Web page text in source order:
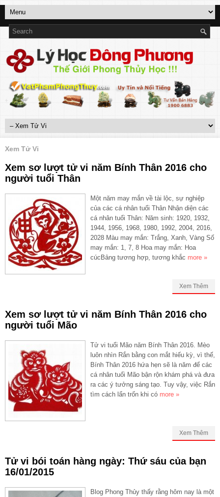
Xem Tử Vi
Xem sơ lượt tử vi năm Bính Thân 2016 cho
người tuổi Thân
Một năm may mắn về tài lộc, sự nghiệp
của các cá nhân tuổi Thân Nhận diện các
cá nhân tuổi Thân: Năm sinh: 1920, 1932,
1944, 1956, 1968, 1980, 1992, 2004, 2016,
2028 Màu may mắn: Trắng, Xanh, Vàng Số
may mắn: 1, 7, 8 Hoa may mắn: Hoa
cúcBảng tương hợp, tương khắc more »
Xem Thêm
Xem sơ lượt tử vi năm Bính Thân 2016 cho
người tuổi Mão
Tử vi tuổi Mão năm Bính Thân 2016. Mèo
luôn nhìn Rắn bằng con mắt hiếu kỳ, vì thế,
Bính Thân 2016 hứa hẹn sẽ là năm để các
cá nhân tuổi Mão bận rộn khám phá và đưa
ra các ý tưởng sáng tạo. Tuy vậy, việc Rắn
tìm cách lẩn trốn khi có more »
Xem Thêm
Tử vi bói toán hàng ngày: Thứ sáu của bạn
16/01/2015
Blog Phong Thủy thấy rằng hôm nay là một